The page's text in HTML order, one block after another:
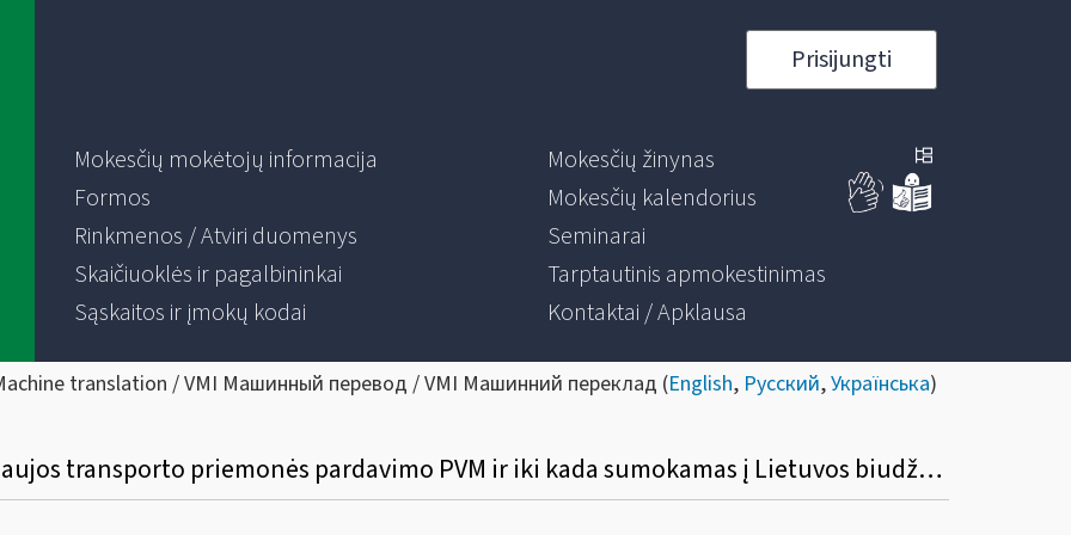
Prisijungti
Mokesčių mokėtojų informacija
Formos
Rinkmenos / Atviri duomenys
Skaičiuoklės ir pagalbininkai
Sąskaitos ir įmokų kodai
Mokesčių žinynas
Mokesčių kalendorius
Seminarai
Tarptautinis apmokestinimas
Kontaktai / Apklausa
translation / VMI Машинный перевод / VMI Машинний переклад (English, Русский,Українська)
Kada apskaičiuojamas iš ES įsigytos naujos transporto priemonės pardavimo PVM ir iki kada sumokamas į Lietuvos biudžetą?